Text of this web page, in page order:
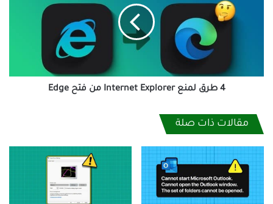
4 طرق لمنع Internet Explorer من فتح Edge
مقالات ذات صلة